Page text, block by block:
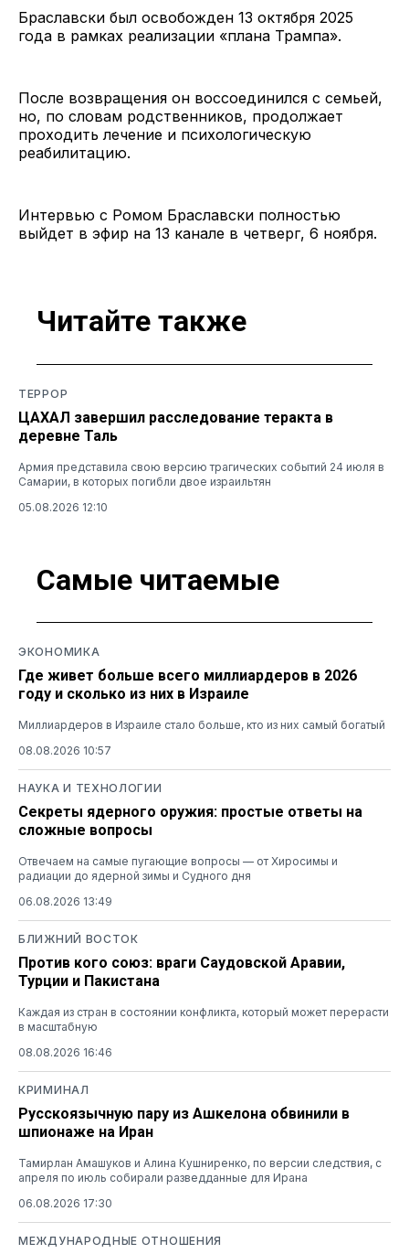
Браславски был освобожден 13 октября 2025
года в рамках реализации «плана Трампа».
После возвращения он воссоединился с семьей,
но, по словам родственников, продолжает
проходить лечение и психологическую
реабилитацию.
Интервью с Ромом Браславски полностью
выйдет в эфир на 13 канале в четверг, 6 ноября.
Читайте также
ТЕРРОР
ЦАХАЛ завершил расследование теракта в
деревне Таль
Армия представила свою версию трагических событий 24 июля в
Самарии, в которых погибли двое израильтян
05.08.2026 12:10
Самые читаемые
ЭКОНОМИКА
Где живет больше всего миллиардеров в 2026
году и сколько из них в Израиле
Миллиардеров в Израиле стало больше, кто из них самый богатый
08.08.2026 10:57
НАУКА И ТЕХНОЛОГИИ
Секреты ядерного оружия: простые ответы на
сложные вопросы
Отвечаем на самые пугающие вопросы — от Хиросимы и
радиации до ядерной зимы и Судного дня
06.08.2026 13:49
БЛИЖНИЙ ВОСТОК
Против кого союз: враги Саудовской Аравии,
Турции и Пакистана
Каждая из стран в состоянии конфликта, который может перерасти
в масштабную
08.08.2026 16:46
КРИМИНАЛ
Русскоязычную пару из Ашкелона обвинили в
шпионаже на Иран
Тамирлан Амашуков и Алина Кушниренко, по версии следствия, с
апреля по июль собирали разведданные для Ирана
06.08.2026 17:30
МЕЖДУНАРОДНЫЕ ОТНОШЕНИЯ